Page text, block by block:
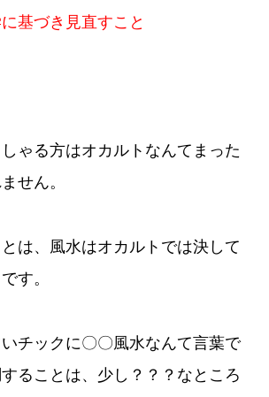
基づき見直すこと
ゃる方はオカルトなんてまった
せん。
は、風水はオカルトでは決して
す。
チックに〇〇風水なんて言葉で
ることは、少し？？？なところ